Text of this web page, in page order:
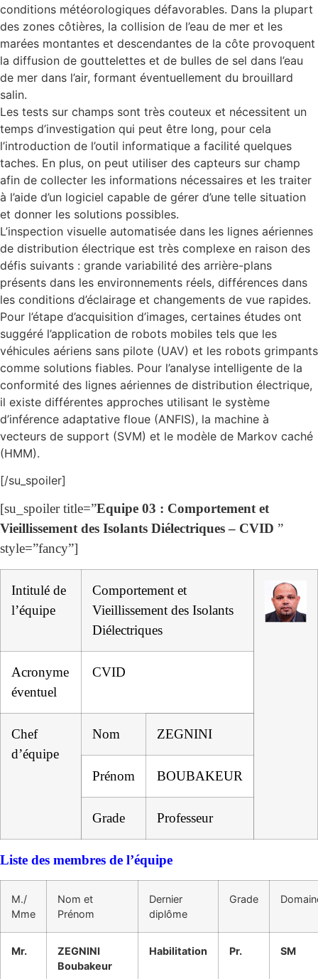
conditions météorologiques défavorables. Dans la plupart
des zones côtières, la collision de l’eau de mer et les
marées montantes et descendantes de la côte provoquent
la diffusion de gouttelettes et de bulles de sel dans l’eau
de mer dans l’air, formant éventuellement du brouillard
salin.
Les tests sur champs sont très couteux et nécessitent un
temps d’investigation qui peut être long, pour cela
l’introduction de l’outil informatique a facilité quelques
taches. En plus, on peut utiliser des capteurs sur champ
afin de collecter les informations nécessaires et les traiter
à l’aide d’un logiciel capable de gérer d’une telle situation
et donner les solutions possibles.
L’inspection visuelle automatisée dans les lignes aériennes
de distribution électrique est très complexe en raison des
défis suivants : grande variabilité des arrière-plans
présents dans les environnements réels, différences dans
les conditions d’éclairage et changements de vue rapides.
Pour l’étape d’acquisition d’images, certaines études ont
suggéré l’application de robots mobiles tels que les
véhicules aériens sans pilote (UAV) et les robots grimpants
comme solutions fiables. Pour l’analyse intelligente de la
conformité des lignes aériennes de distribution électrique,
il existe différentes approches utilisant le système
d’inférence adaptative floue (ANFIS), la machine à
vecteurs de support (SVM) et le modèle de Markov caché
(HMM).
[/su_spoiler]
[su_spoiler title=”Equipe 03 : Comportement et
Vieillissement des Isolants Diélectriques – CVID ”
style=”fancy”]
Intitulé de
l’équipe
Comportement et
Vieillissement des Isolants
Diélectriques
Acronyme
éventuel
CVID
Chef
d’équipe
Nom ZEGNINI
Prénom BOUBAKEUR
Grade Professeur
Liste des membres de l’équipe
M./
Mme
Nom et
Prénom
Dernier
diplôme
Grade
Mr.
ZEGNINI
Boubakeur
Habilitation Pr. SM